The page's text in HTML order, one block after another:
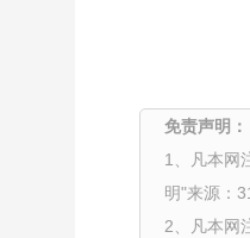
免责声明：
1、凡本网
明"来源：
2、凡本网